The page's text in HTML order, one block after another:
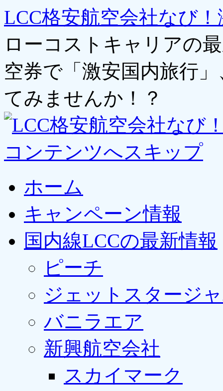
LCC格安航空会社なび
ローコストキャリアの
空券で「激安国内旅行
てみませんか！？
コンテンツへスキップ
ホーム
キャンペーン情報
国内線LCCの最新情報
ピーチ
ジェットスタージ
バニラエア
新興航空会社
スカイマーク